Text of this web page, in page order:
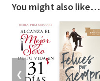
You might also like…
❮